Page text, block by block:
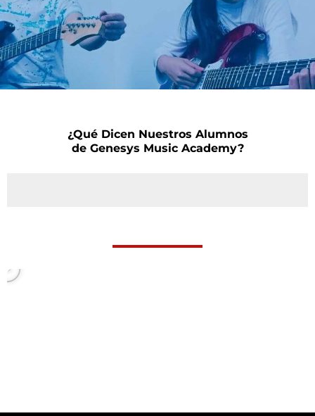
¿Qué Dicen Nuestros Alumnos
de Genesys Music Academy?